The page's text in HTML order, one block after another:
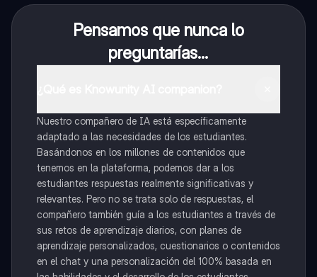
Pensamos que nunca lo
preguntarías...
Nuestro compañero de IA está específicamente
adaptado a las necesidades de los estudiantes.
Basándonos en los millones de contenidos que
tenemos en la plataforma, podemos dar a los
estudiantes respuestas realmente significativas y
relevantes. Pero no se trata solo de respuestas, el
compañero también guía a los estudiantes a través de
sus retos de aprendizaje diarios, con planes de
aprendizaje personalizados, cuestionarios o contenidos
en el chat y una personalización del 100% basada en